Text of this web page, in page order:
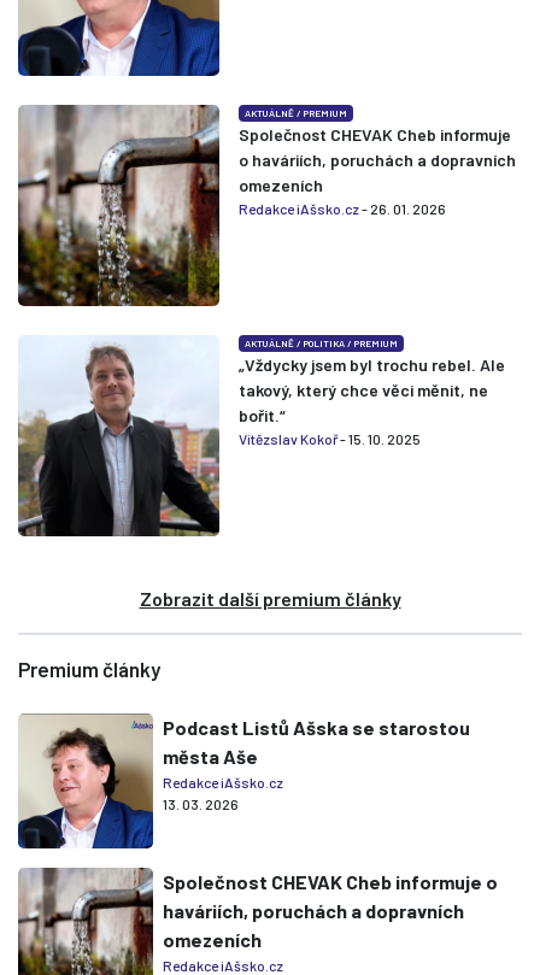
AKTUÁLNĚ /PREMIUM
Společnost CHEVAK Cheb informuje
o haváriích, poruchách a dopravních
omezeních
Redakce iAšsko.cz- 26. 01. 2026
AKTUÁLNĚ /POLITIKA /PREMIUM
„Vždycky jsem byl trochu rebel. Ale
takový, který chce věci měnit, ne
bořit.“
Vítězslav Kokoř- 15. 10. 2025
Zobrazit další premium články
Premium články
Podcast Listů Ašska se starostou
města Aše
Redakce iAšsko.cz
13. 03. 2026
Společnost CHEVAK Cheb informuje o
haváriích, poruchách a dopravních
omezeních
Redakce iAšsko.cz